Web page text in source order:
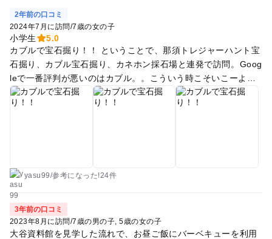
2年前の口コミ
2024年7月に訪問/7歳の女の子
小学生
5.0
カブルで宝石掘り！！ ということで、那須トレジャーハント宝
石掘り、カブル宝石掘り、カネホン採石場と連発で訪問。Goog
leで一番評判が悪いのはカブル。。こういう時こそいこーよの
レポートです(笑) 私がスタッフさんにかなりインタビューした
ところ、カブルでは予約が1人入るごとに100グラムづつ石追
するように力任せに採掘してはいけません。 あくまで人工のア
クティビティです。 ここで混ぜてしまうと液状化現象が発生。
質量の関係で石はどんどん下に沈みます。 2センチぐらいの深
さで優しく素早くできるだけ広範囲に他の人の割当分までかき
集めるのがコツと見ました(笑) Googleの口コミでも「無い無い
yasu99/参考に なった!24件
3年前の口コミ
2023年8月に訪問/7歳の男の子 5歳の女の子
大谷資料館を見学した流れで、お昼ご飯にバーベキューを利用